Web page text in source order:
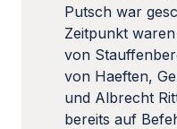
Putsch war
Zeitpunkt
von
von Haeften,
und Albrecht
bereits auf